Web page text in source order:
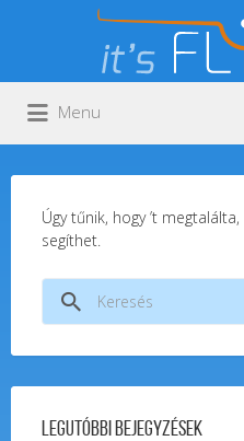
Keresés:
Menu
Úgy tűnik, hogy ’t
segíthet.
Keresés:
Legutóbbi bejegyzések